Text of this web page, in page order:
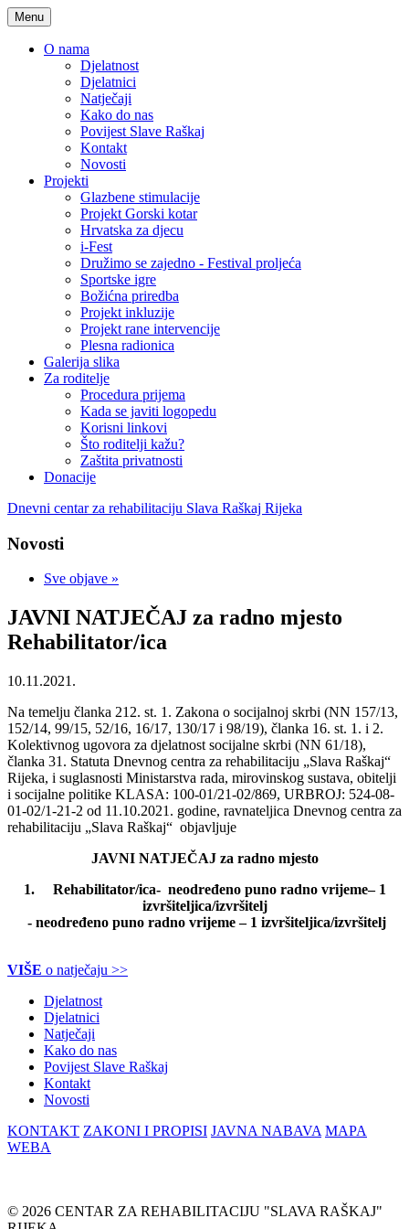
Menu
O nama
Djelatnost
Djelatnici
Natječaji
Kako do nas
Povijest Slave Raškaj
Kontakt
Novosti
Projekti
Glazbene stimulacije
Projekt Gorski kotar
Hrvatska za djecu
i-Fest
Družimo se zajedno - Festival proljeća
Sportske igre
Božićna priredba
Projekt inkluzije
Projekt rane intervencije
Plesna radionica
Galerija slika
Za roditelje
Procedura prijema
Kada se javiti logopedu
Korisni linkovi
Što roditelji kažu?
Zaštita privatnosti
Donacije
Dnevni centar za rehabilitaciju Slava Raškaj Rijeka
Novosti
Sve objave »
JAVNI NATJEČAJ za radno mjesto
Rehabilitator/ica
10.11.2021.
Na temelju članka 212. st. 1. Zakona o socijalnoj skrbi (NN 157/13,
152/14, 99/15, 52/16, 16/17, 130/17 i 98/19), članka 16. st. 1. i 2.
Kolektivnog ugovora za djelatnost socijalne skrbi (NN 61/18),
članka 31. Statuta Dnevnog centra za rehabilitaciju „Slava Raškaj“
Rijeka, i suglasnosti Ministarstva rada, mirovinskog sustava, obitelji
i socijalne politike KLASA: 100-01/21-02/869, URBROJ: 524-08-
01-02/1-21-2 od 11.10.2021. godine, ravnateljica Dnevnog centra za
rehabilitaciju „Slava Raškaj“ objavljuje
JAVNI NATJEČAJ za radno mjesto
1.
Rehabilitator/ica- neodređeno puno radno vrijeme– 1
izvršiteljica/izvršitelj
- neodređeno puno radno vrijeme – 1 izvršiteljica/izvršitelj
VIŠE o natječaju >>
Djelatnost
Djelatnici
Natječaji
Kako do nas
Povijest Slave Raškaj
Kontakt
Novosti
KONTAKT ZAKONI I PROPISI JAVNA NABAVA MAPA
WEBA
© 2026 CENTAR ZA REHABILITACIJU "SLAVA RAŠKAJ"